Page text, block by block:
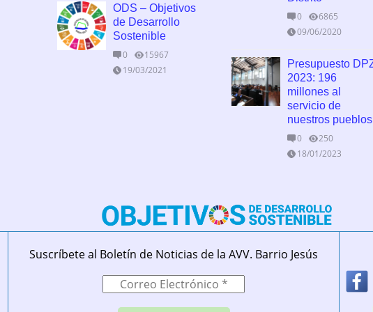
ODS – Objetivos
de Desarrollo
Sostenible
0
15967
19/03/2021
0
6865
09/06/2020
Presupuesto
2023: 196
millones al
servicio de
nuestros pueblos
0
250
18/01/2023
Suscríbete al Boletín de Noticias de la AVV. Barrio Jesús